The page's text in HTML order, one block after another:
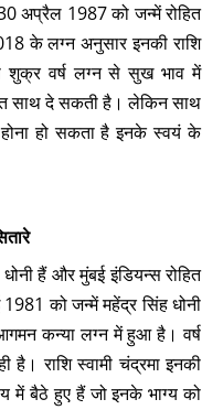
अप्रैल 1987 को जन्में रोहित
के लग्न अनुसार इनकी राशि
शुक्र वर्ष लग्न से सुख भाव में
साथ दे सकती है। लेकिन साथ
होना हो सकता है इनके स्वयं के
हैं और मुंबई इंडियन्स रोहित
को जन्में महेंद्र सिंह धोनी
कन्या लग्न में हुआ है। वर्ष
राशि स्वामी चंद्रमा इनकी
में बैठे हुए हैं जो इनके भाग्य को